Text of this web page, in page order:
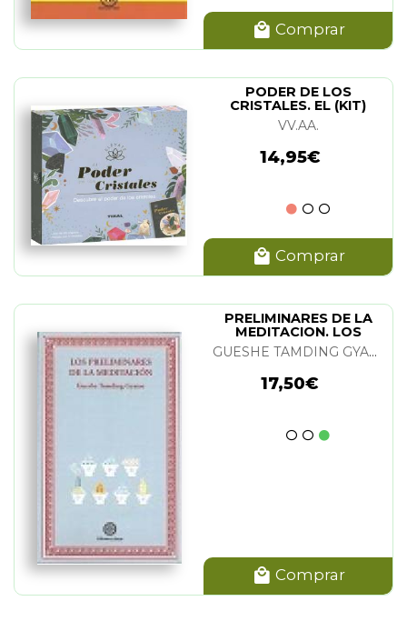
Comprar
PODER DE LOS
CRISTALES. EL (KIT)
VV.AA.
14,95€
Comprar
PRELIMINARES DE LA
MEDITACION. LOS
GUESHE TAMDING GYATSO
17,50€
Comprar